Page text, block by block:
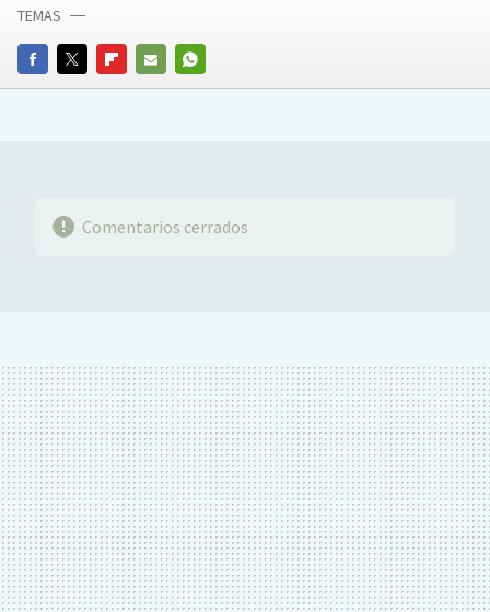
FACEBOOKTWITTERFLIPBOARD
E-
WHATSAPP
TEMAS
Comentarios cerrados